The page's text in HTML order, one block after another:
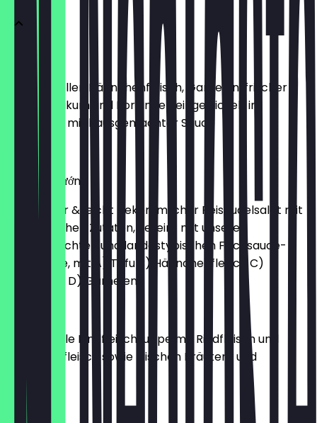
Gỏi Cuốn
Sommerrollen Hähnchenfleisch, Garnelen, frischer
Salat, Basilikum und Koriander, eingewickelt in
Reispapier mit hausgemachter Sauce
€ 7,50
Bún Thịt Nướng
Lauwarmer & leicht bekömmlicher Reisnudelsalat mit
vielen frischen Zutaten, vereint mit unserer
hausgemachten und landestypischen Fischsauce-
Vinaigrette, mit A) Tofu B) Hähnchenfleisch C)
Rindfleisch D) Garnelen
Traditionelle Rindfleischsuppe mit Rindfleisch und
Hähnchenfleisch sowie frischen Kräutern und
€ 12,50